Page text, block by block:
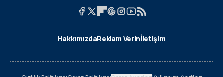
HakkımızdaReklam Verinİletişim